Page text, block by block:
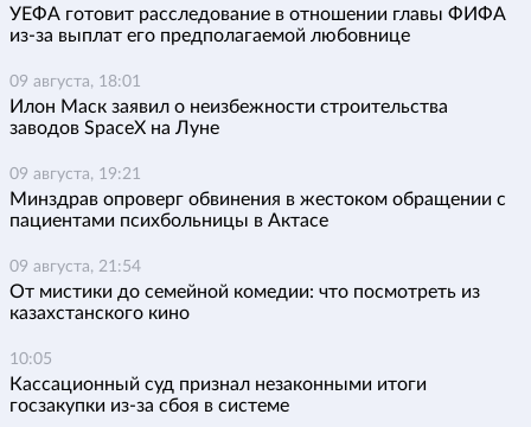
УЕФА готовит расследование в отношении главы ФИФА
из-за выплат его предполагаемой любовнице
09 августа, 18:01
Илон Маск заявил о неизбежности строительства
заводов SpaceX на Луне
09 августа, 19:21
Минздрав опроверг обвинения в жестоком обращении с
пациентами психбольницы в Актасе
09 августа, 21:54
От мистики до семейной комедии: что посмотреть из
казахстанского кино
10:05
Кассационный суд признал незаконными итоги
госзакупки из-за сбоя в системе